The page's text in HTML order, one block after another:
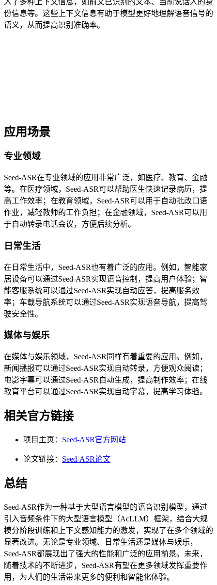
份信息等。这些上下文信息有助于模型更好地理解语音信号的
语义，从而提高识别准确率。
应用场景
专业领域
Seed-ASR在专业领域的应用非常广泛，如医疗、教育、金融
等。在医疗领域，Seed-ASR可以帮助医生快速记录病历，提
高工作效率；在教育领域，Seed-ASR可以用于自动批改口语
作业，减轻教师的工作负担；在金融领域，Seed-ASR可以用
于自动转录电话会议，方便后续分析。
日常生活
在日常生活中，Seed-ASR也有着广泛的应用。例如，智能家
居设备可以通过Seed-ASR实现语音控制，提高用户体验；智
能客服系统可以通过Seed-ASR实现自动应答，提高服务效
率；车载导航系统可以通过Seed-ASR实现语音导航，提高驾
驶安全性。
媒体与娱乐
在媒体与娱乐领域，Seed-ASR同样有着重要的应用。例如，
新闻播报可以通过Seed-ASR实现自动转录，方便观众阅读；
电影字幕可以通过Seed-ASR自动生成，提高制作效率；在线
教育平台可以通过Seed-ASR实现自动字幕，提高学习体验。
相关官方链接
项目主页： Seed-ASR官方网站
论文链接： Seed-ASR论文
总结
Seed-ASR作为一种基于大型语言模型的语音识别模型，通过
引入音频条件下的大型语言模型（AcLLM）框架，结合大规
模分阶段训练和上下文感知能力的激发，实现了在多个领域的
显著改进。无论是专业领域、日常生活还是媒体与娱乐，
Seed-ASR都展现出了强大的性能和广泛的应用前景。未来，
随着技术的不断进步，Seed-ASR有望在更多领域发挥重要作
用，为人们的生活带来更多的便利和智能化体验。